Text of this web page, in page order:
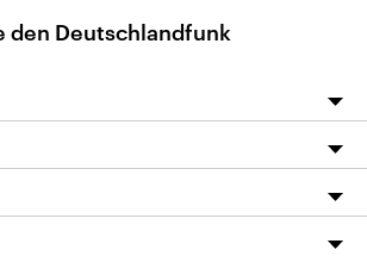
den Deutschlandfunk